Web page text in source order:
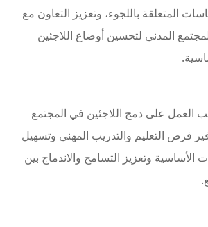
المتعلقة باللجوء، وتعزيز التعاون مع
المدني لتحسين أوضاع اللاجئين
العمل على دمج اللاجئين في المجتمع
فرص التعليم والتدريب المهني وتسهيل
وتعزيز التسامح والاندماج بين